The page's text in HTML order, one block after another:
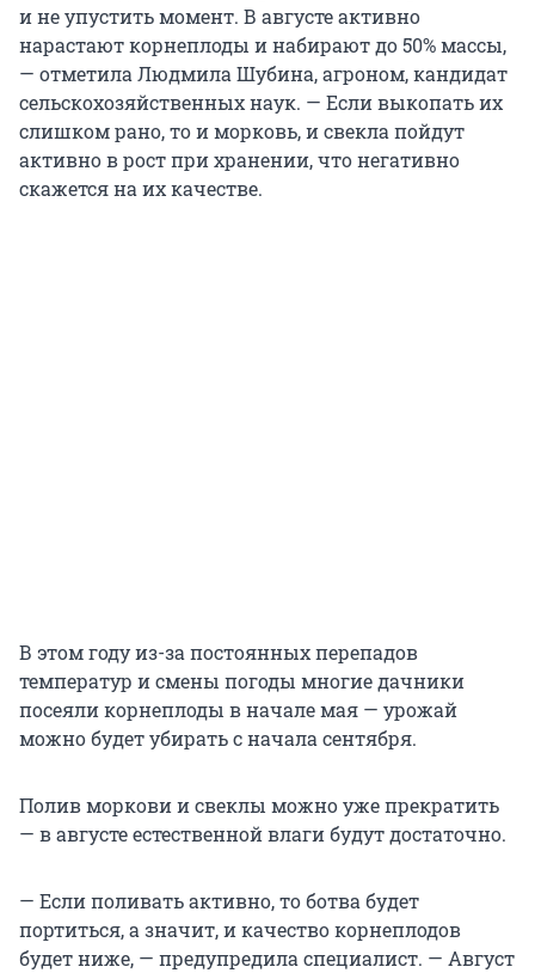
и не упустить момент. В августе активно
нарастают корнеплоды и набирают до 50% массы,
— отметила Людмила Шубина, агроном, кандидат
сельскохозяйственных наук. — Если выкопать их
слишком рано, то и морковь, и свекла пойдут
активно в рост при хранении, что негативно
скажется на их качестве.
В этом году из-за постоянных перепадов
температур и смены погоды многие дачники
посеяли корнеплоды в начале мая — урожай
можно будет убирать с начала сентября.
Полив моркови и свеклы можно уже прекратить
— в августе естественной влаги будут достаточно.
— Если поливать активно, то ботва будет
портиться, а значит, и качество корнеплодов
будет ниже, — предупредила специалист. — Август